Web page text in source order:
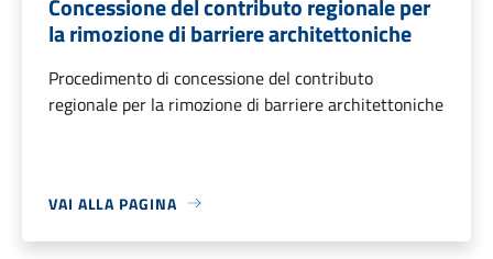
la rimozione di barriere architettoniche
Procedimento di concessione del contributo
regionale per la rimozione di barriere architettoniche
VAI ALLA PAGINA